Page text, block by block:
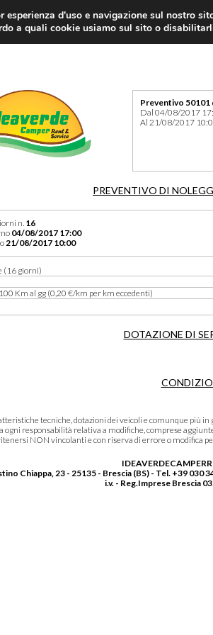
Preventivo
Dal 04/08/2017
Al 21/08/2017
PREVENTIVO DI
n.16
04/08/2017 17:00
21/08/2017 10:00
(16 giorni)
Km al gg (0,20 €/km per km eccedenti)
DOTAZIONE DI
tecniche, dotazioni dei veicoli e comunque più
ogni responsabilità relativa a modifiche, comprese
NON vincolanti e con riserva di errore o modifica
Chiappa, 23 - 25135 - Brescia (BS) - Tel. +39 030
i.v. - Reg.Imprese Brescia
d'uso e navigazione sul nostro
a quali cookie usiamo sul sito o